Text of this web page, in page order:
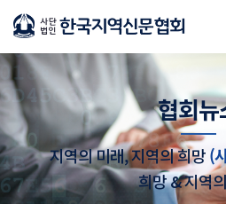
협회뉴
지역의 미래, 지역의 희망(
희망 & 지역